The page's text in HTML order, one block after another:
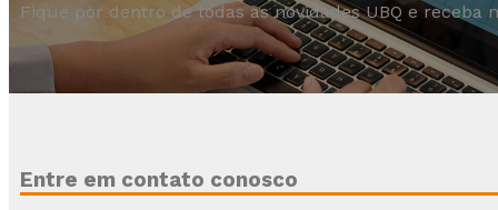
Fique por dentro de todas as novidades UBQ e receba
Entre em contato conosco